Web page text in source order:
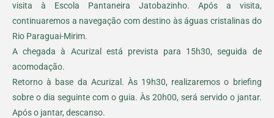
visita à Escola Pantaneira Jatobazinho. Após a visita,
continuaremos a navegação com destino às águas cristalinas do
Rio Paraguai-Mirim.
A chegada à Acurizal está prevista para 15h30, seguida de
acomodação.
Retorno à base da Acurizal. Às 19h30, realizaremos o briefing
sobre o dia seguinte com o guia. Às 20h00, será servido o jantar.
Após o jantar, descanso.